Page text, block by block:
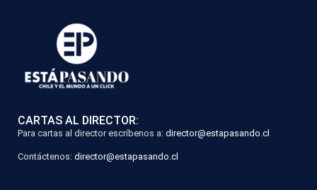
CARTAS AL DIRECTOR:
Para cartas al director escríbenos a: director@estapasando.cl
Contáctenos: director@estapasando.cl